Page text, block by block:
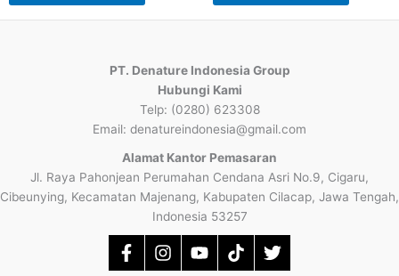
PT. Denature Indonesia Group
Hubungi Kami
Telp: (0280) 623308
Email: denatureindonesia@gmail.com
Alamat Kantor Pemasaran
Jl. Raya Pahonjean Perumahan Cendana Asri No.9, Cigaru,
Cibeunying, Kecamatan Majenang, Kabupaten Cilacap, Jawa Tengah,
Indonesia 53257